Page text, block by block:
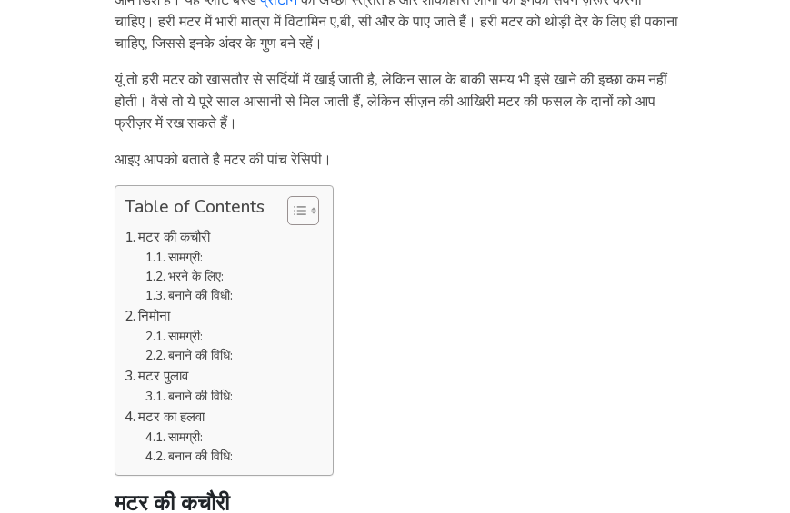
चाहिए। हरी मटर में भारी मात्रा में विटामिन ए,बी, सी और के पाए जाते हैं। हरी मटर को थोड़ी देर के लिए ही पकाना
चाहिए, जिससे इनके अंदर के गुण बने रहें।
यूं तो हरी मटर को खासतौर से सर्दियों में खाई जाती है, लेकिन साल के बाकी समय भी इसे खाने की इच्छा कम नहीं
होती। वैसे तो ये पूरे साल आसानी से मिल जाती हैं, लेकिन सीज़न की आखिरी मटर की फसल के दानों को आप
फ्रीज़र में रख सकते हैं।
आइए आपको बताते है मटर की पांच रेसिपी।
Table of Contents
मटर की कचौरी
सामग्री:
भरने के लिए:
बनाने की विधी:
निमोना
सामग्री:
बनाने की विधि:
मटर पुलाव
बनाने की विधि:
मटर का हलवा
सामग्री:
बनान की विधि:
मटर की कचौरी